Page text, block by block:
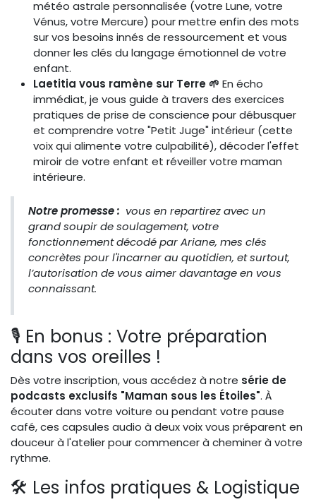
météo astrale personnalisée (votre Lune, votre
Vénus, votre Mercure) pour mettre enfin des mots
sur vos besoins innés de ressourcement et vous
donner les clés du langage émotionnel de votre
enfant.
Laetitia vous ramène sur Terre 🌱 En écho
immédiat, je vous guide à travers des exercices
pratiques de prise de conscience pour débusquer
et comprendre votre "Petit Juge" intérieur (cette
voix qui alimente votre culpabilité), décoder l'effet
miroir de votre enfant et réveiller votre maman
intérieure.
Notre promesse : vous en repartirez avec un
grand soupir de soulagement, votre
fonctionnement décodé par Ariane, mes clés
concrètes pour l'incarner au quotidien, et surtout,
l’autorisation de vous aimer davantage en vous
connaissant.
🎙️ En bonus : Votre préparation
dans vos oreilles !
Dès votre inscription, vous accédez à notre série de
podcasts exclusifs "Maman sous les Étoiles". À
écouter dans votre voiture ou pendant votre pause
café, ces capsules audio à deux voix vous préparent en
douceur à l'atelier pour commencer à cheminer à votre
rythme.
🛠️ Les infos pratiques & Logistique